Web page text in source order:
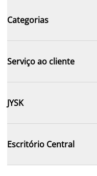
Categorias
Serviço ao cliente
JYSK
Escritório Central